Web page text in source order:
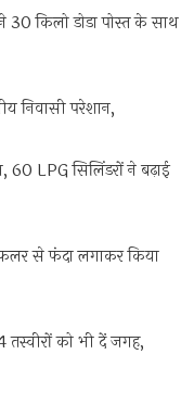
किलो डोडा पोस्त के साथ
निवासी परेशान,
60 LPG सिलिंडरों ने बढ़ाई
से फंदा लगाकर किया
तस्वीरों को भी दें जगह,